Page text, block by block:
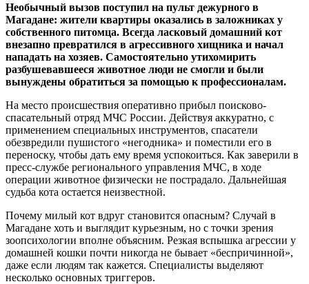
Необычный вызов поступил на пульт дежурного в
Магадане: жители квартиры оказались в заложниках у
собственного питомца. Всегда ласковый домашний кот
внезапно превратился в агрессивного хищника и начал
нападать на хозяев. Самостоятельно утихомирить
разбушевавшееся животное люди не смогли и были
вынуждены обратиться за помощью к профессионалам.
На место происшествия оперативно прибыл поисково-
спасательный отряд МЧС России. Действуя аккуратно, с
применением специальных инструментов, спасатели
обезвредили пушистого «негодника» и поместили его в
переноску, чтобы дать ему время успокоиться. Как заверили в
пресс-службе регионального управления МЧС, в ходе
операции животное физически не пострадало. Дальнейшая
судьба кота остается неизвестной.
Почему милый кот вдруг становится опасным? Случай в
Магадане хоть и выглядит курьезным, но с точки зрения
зоопсихологии вполне объясним. Резкая вспышка агрессии у
домашней кошки почти никогда не бывает «беспричинной»,
даже если людям так кажется. Специалисты выделяют
несколько основных триггеров.